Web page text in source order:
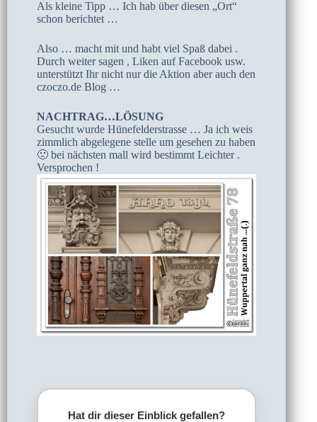
Als kleine Tipp … Ich hab über diesen „Ort“
schon berichtet …
Also … macht mit und habt viel Spaß dabei .
Durch weiter sagen , Liken auf Facebook usw.
unterstützt Ihr nicht nur die Aktion aber auch den
czoczo.de Blog …
NACHTRAG…LÖSUNG
Gesucht wurde Hünefelderstrasse … Ja ich weis
zimmlich abgelegene stelle um gesehen zu haben
🙁 bei nächsten mall wird bestimmt Leichter .
Versprochen !
Hat dir dieser Einblick gefallen?